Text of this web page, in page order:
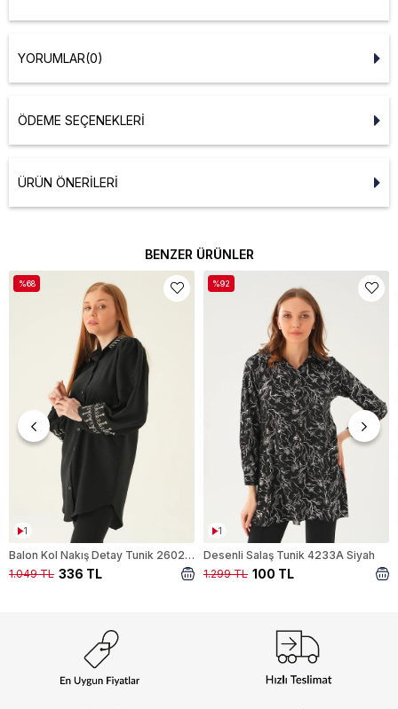
YORUMLAR(0)
ÖDEME SEÇENEKLERI
ÜRÜN ÖNERILERI
BENZER ÜRÜNLER
1
Balon Kol Nakış Detay Tunik 26024 Siyah
336 TL
1.049 TL
%68
1
Desenli Salaş Tunik 4233A Siyah
100 TL
1.299 TL
%92